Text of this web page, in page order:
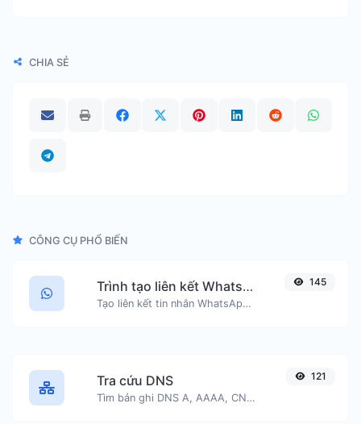
CHIA SẺ
CÔNG CỤ PHỔ BIẾN
Trình tạo liên kết WhatsApp
Tạo liên kết tin nhắn WhatsApp một cách dễ dàng.
145
Tra cứu DNS
Tìm bản ghi DNS A, AAAA, CNAME, MX, NS, TXT, SOA của một máy chủ.
121